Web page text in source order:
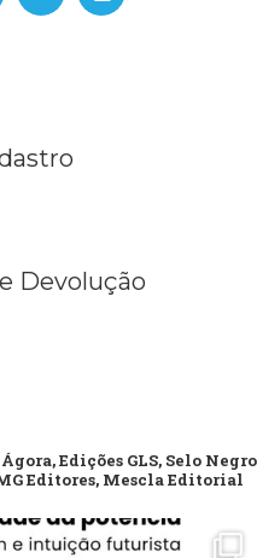
Devolução
Edições GLS, Selo Negro
Editores, Mescla Editorial